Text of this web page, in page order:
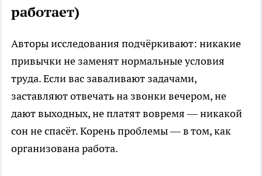
работает)
Авторы исследования подчёркивают: никакие
привычки не заменят нормальные условия
труда. Если вас заваливают задачами,
заставляют отвечать на звонки вечером, не
дают выходных, не платят вовремя — никакой
сон не спасёт. Корень проблемы — в том, как
организована работа.